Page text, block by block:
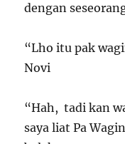
dengan
“Lho itu pak
Novi
“Hah, tadi kan
saya liat Pa